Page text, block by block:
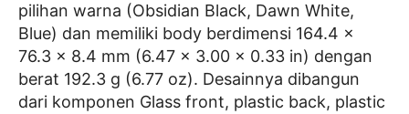
pilihan warna (Obsidian Black, Dawn White,
Blue) dan memiliki body berdimensi 164.4 x
76.3 x 8.4 mm (6.47 x 3.00 x 0.33 in) dengan
berat 192.3 g (6.77 oz). Desainnya dibangun
dari komponen Glass front, plastic back, plastic